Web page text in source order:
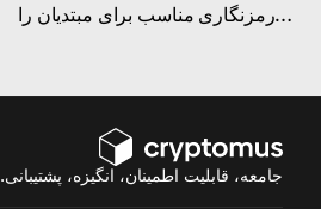
رمزنگاری مناسب برای مبتدیان را
جامعه، قابلیت اطمینان، انگیزه، پشتیبانی.